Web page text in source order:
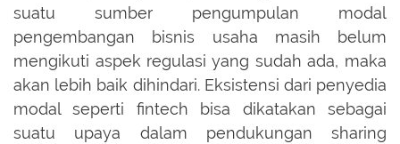
suatu sumber pengumpulan modal
pengembangan bisnis usaha masih belum
mengikuti aspek regulasi yang sudah ada, maka
akan lebih baik dihindari. Eksistensi dari penyedia
modal seperti fintech bisa dikatakan sebagai
suatu upaya dalam pendukungan sharing